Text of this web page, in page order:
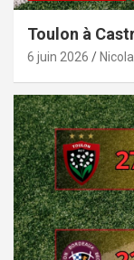
Toulon à
6 juin 2026